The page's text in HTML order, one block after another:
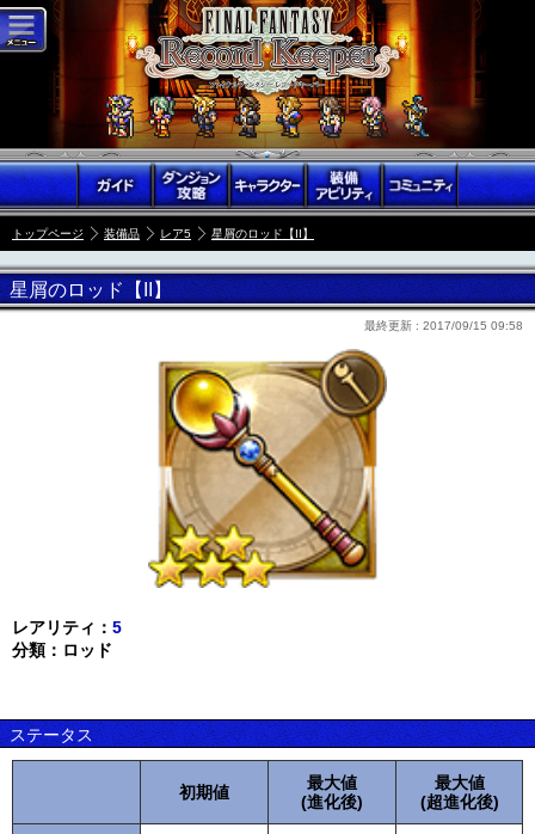
トップページ 装備品 レア5 星屑のロッド【II】
星屑のロッド【II】
最終更新 : 2017/09/15 09:58
レアリティ： 5
分類：ロッド
ステータス
初期値
最大値
(進化後)
最大値
(超進化後)